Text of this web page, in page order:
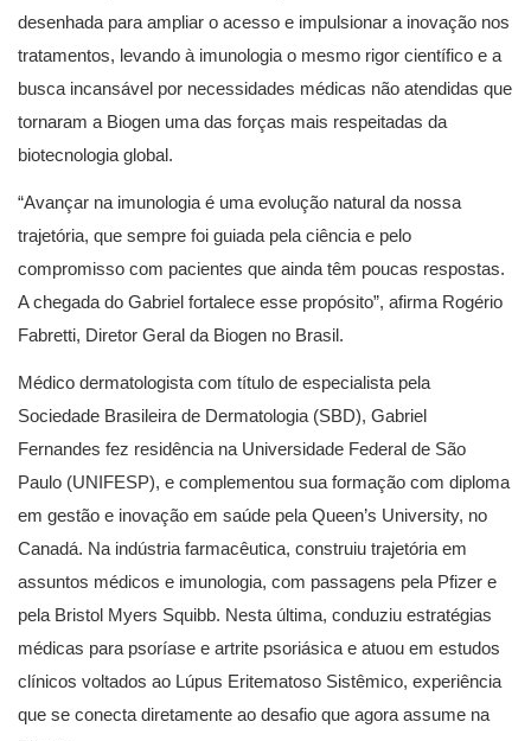
desenhada para ampliar o acesso e impulsionar a inovação nos
tratamentos, levando à imunologia o mesmo rigor científico e a
busca incansável por necessidades médicas não atendidas que
tornaram a Biogen uma das forças mais respeitadas da
biotecnologia global.
“Avançar na imunologia é uma evolução natural da nossa
trajetória, que sempre foi guiada pela ciência e pelo
compromisso com pacientes que ainda têm poucas respostas.
A chegada do Gabriel fortalece esse propósito”, afirma Rogério
Fabretti, Diretor Geral da Biogen no Brasil.
Médico dermatologista com título de especialista pela
Sociedade Brasileira de Dermatologia (SBD), Gabriel
Fernandes fez residência na Universidade Federal de São
Paulo (UNIFESP), e complementou sua formação com diploma
em gestão e inovação em saúde pela Queen’s University, no
Canadá. Na indústria farmacêutica, construiu trajetória em
assuntos médicos e imunologia, com passagens pela Pfizer e
pela Bristol Myers Squibb. Nesta última, conduziu estratégias
médicas para psoríase e artrite psoriásica e atuou em estudos
clínicos voltados ao Lúpus Eritematoso Sistêmico, experiência
que se conecta diretamente ao desafio que agora assume na